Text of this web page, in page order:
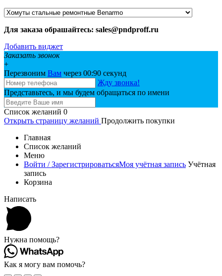
Для заказа обрашайтесь: sales@pndproff.ru
Добавить виджет
Заказать звонок
+
Перезвоним Вам через 00:90 секунд
Жду звонка!
Представьтесь, и мы будем обращаться по имени
Список желаний 0
Открыть страницу желаний Продолжить покупки
Главная
Список желаний
Меню
Войти / ЗарегистрироватьсяМоя учётная запись Учётная
запись
Корзина
Написать
Нужна помощь?
Как я могу вам помочь?